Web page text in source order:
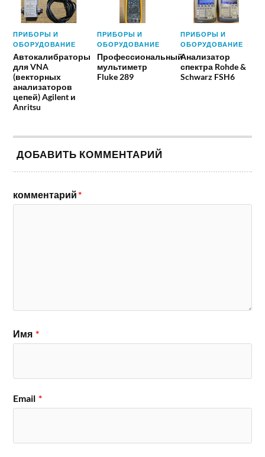
ПРИБОРЫ И
ОБОРУДОВАНИЕ
Автокалибраторы
для VNA
(векторных
анализаторов
цепей) Agilent и
Anritsu
ПРИБОРЫ И
ОБОРУДОВАНИЕ
Профессиональный
мультиметр
Fluke 289
ПРИБОРЫ И
ОБОРУДОВАНИЕ
Анализатор
спектра Rohde &
Schwarz FSH6
ДОБАВИТЬ КОММЕНТАРИЙ
комментарий*
Имя *
Email *